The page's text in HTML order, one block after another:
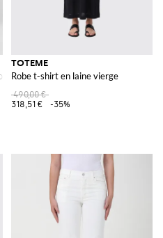
en U et épaules dénudées
TOTEME
Robe t-shirt en laine vierge
490,00 €
318,51 €
-35%